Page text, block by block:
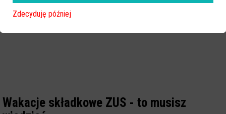
Wakacje składkowe ZUS - to musisz
Zdecyduję później